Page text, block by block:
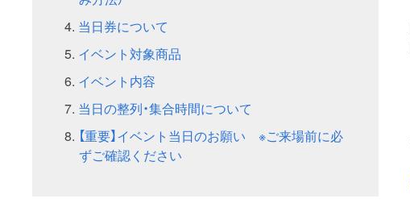
当日券について
イベント対象商品
イベント内容
当日の整列・集合時間について
【重要】イベント当日のお願い ※ご来場前に必
ずご確認ください